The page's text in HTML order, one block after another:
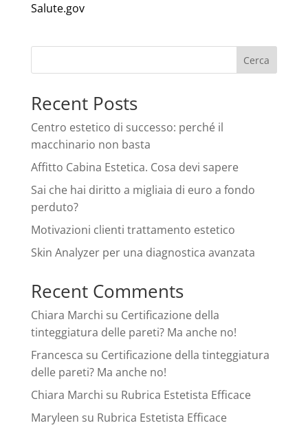
Salute.gov
Cerca
Recent Posts
Centro estetico di successo: perché il
macchinario non basta
Affitto Cabina Estetica. Cosa devi sapere
Sai che hai diritto a migliaia di euro a fondo
perduto?
Motivazioni clienti trattamento estetico
Skin Analyzer per una diagnostica avanzata
Recent Comments
Chiara Marchi su Certificazione della
tinteggiatura delle pareti? Ma anche no!
Francesca su Certificazione della tinteggiatura
delle pareti? Ma anche no!
Chiara Marchi su Rubrica Estetista Efficace
Maryleen su Rubrica Estetista Efficace